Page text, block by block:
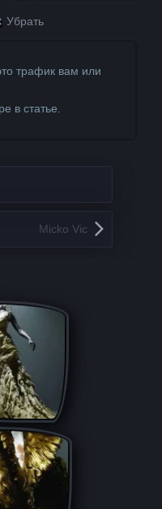
Убрать
трафик вам или
в статье.
Micko Vic